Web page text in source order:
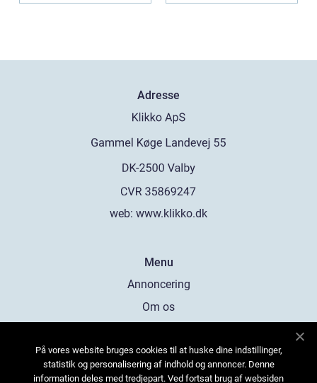
Adresse
web: www.klikko.dk
Menu
Annoncering
Om os
Kontakt os
Sitemap
På vores website bruges cookies til at huske dine indstillinger,
statistik og personalisering af indhold og annoncer. Denne
information deles med tredjepart. Ved fortsat brug af websiden